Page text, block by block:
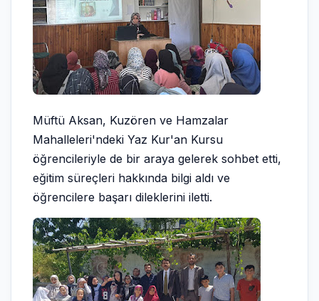
Müftü Aksan, Kuzören ve Hamzalar
Mahalleleri'ndeki Yaz Kur'an Kursu
öğrencileriyle de bir araya gelerek sohbet etti,
eğitim süreçleri hakkında bilgi aldı ve
öğrencilere başarı dileklerini iletti.